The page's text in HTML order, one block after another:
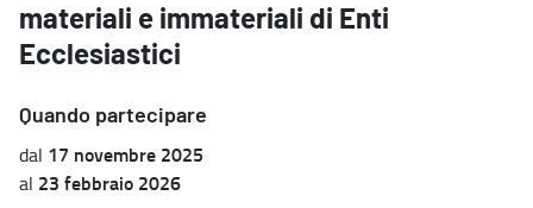
materiali e immateriali di Enti
Ecclesiastici
Quando partecipare
dal 17 novembre 2025
al 23 febbraio 2026